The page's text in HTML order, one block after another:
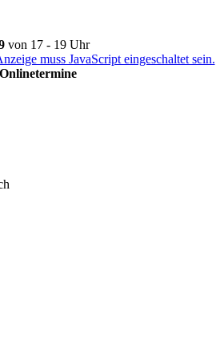
von 17 - 19 Uhr
muss JavaScript eingeschaltet sein.